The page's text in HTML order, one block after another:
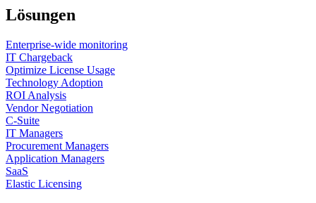
Lösungen
Enterprise-wide monitoring
IT Chargeback
Optimize License Usage
Technology Adoption
ROI Analysis
Vendor Negotiation
C-Suite
IT Managers
Procurement Managers
Application Managers
SaaS
Elastic Licensing